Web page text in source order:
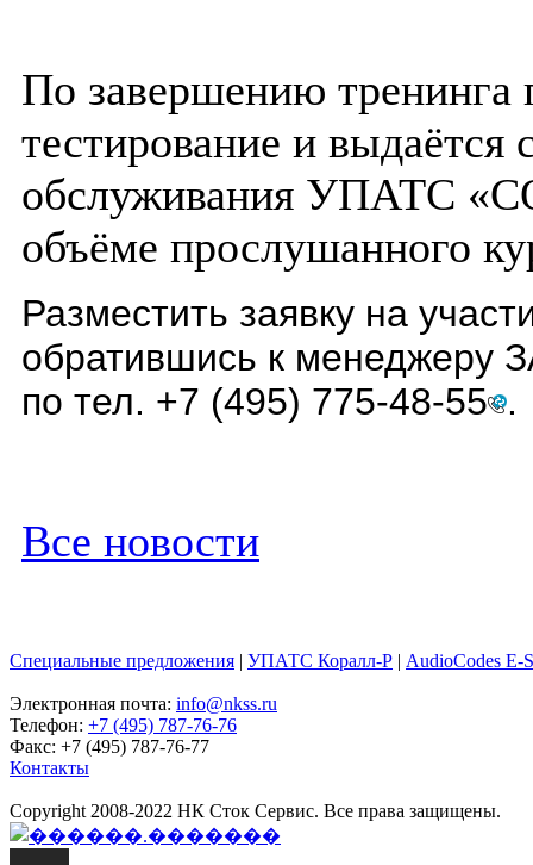
По завершению тренинга
тестирование и выдаётся
обслуживания УПАТС
объёме прослушанного
Разместить заявку на
обратившись к менеджеру
по тел. +7 (495) 775-48-55 .
Все новости
Специальные предложения | УПАТС Коралл-Р | AudioCodes E-
Электронная почта: info@nkss.ru
Телефон: +7 (495) 787-76-76
Факс: +7 (495) 787-76-77
Контакты
Copyright 2008-2022 НК Сток Сервис. Все права защищены.